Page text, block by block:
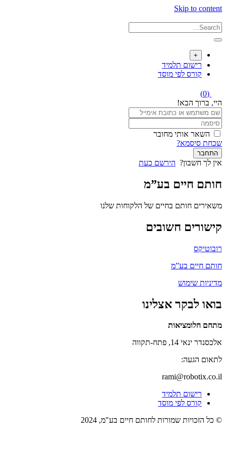
Skip to content
+
רישום תלמיד
קורס לפי מוסד
(0)
היי, ברוך הבא!
השאר אותי מחובר
שכחת סיסמא?
התחבר
אין לך חשבון? הירשם כעת
חותם חיים בע”מ
משאירים חותם בחיים של הלקוחות שלנו
קישורים חשובים
רובוטיקס
חותם חיים בע”מ
מדיניות שימוש
בואו לבקר אצלינו
מתחם חלומציאות
אלכסנדר ינאי 14, פתח-תקווה
לתאום הגעה:
rami@robotix.co.il
רישום תלמיד
קורס לפי מוסד
© כל הזכויות שמורות לחותם חיים בע"מ, 2024